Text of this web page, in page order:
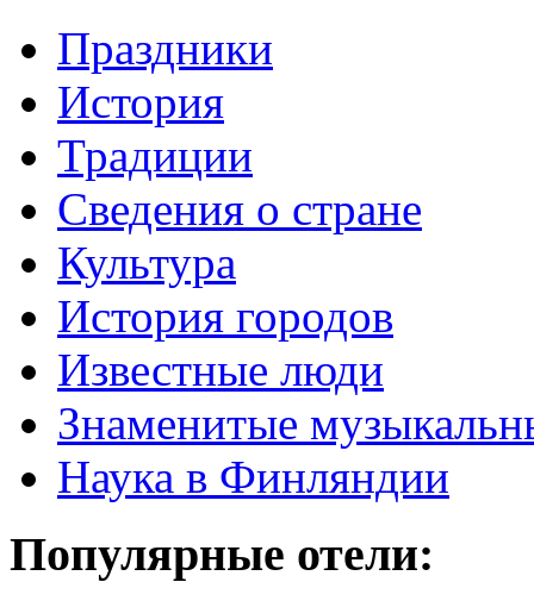
Праздники
История
Традиции
Cведения о стране
Культура
История городов
Известные люди
Знаменитые
Наука в Финляндии
Популярные отели: